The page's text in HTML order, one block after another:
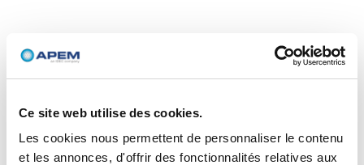
Ce site web utilise des cookies.
Les cookies nous permettent de personnaliser le contenu
et les annonces, d'offrir des fonctionnalités relatives aux